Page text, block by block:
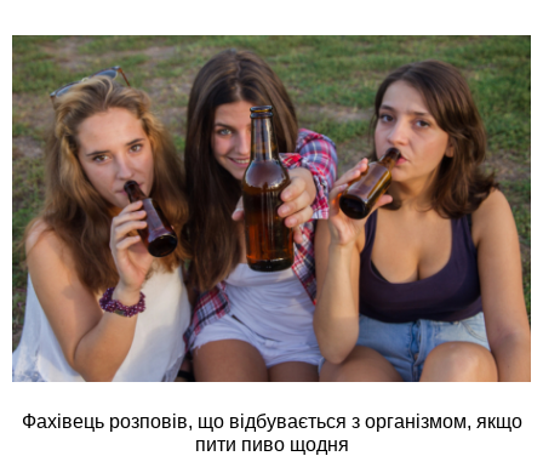
Фахівець розповів, що відбувається з організмом, якщо
пити пиво щодня